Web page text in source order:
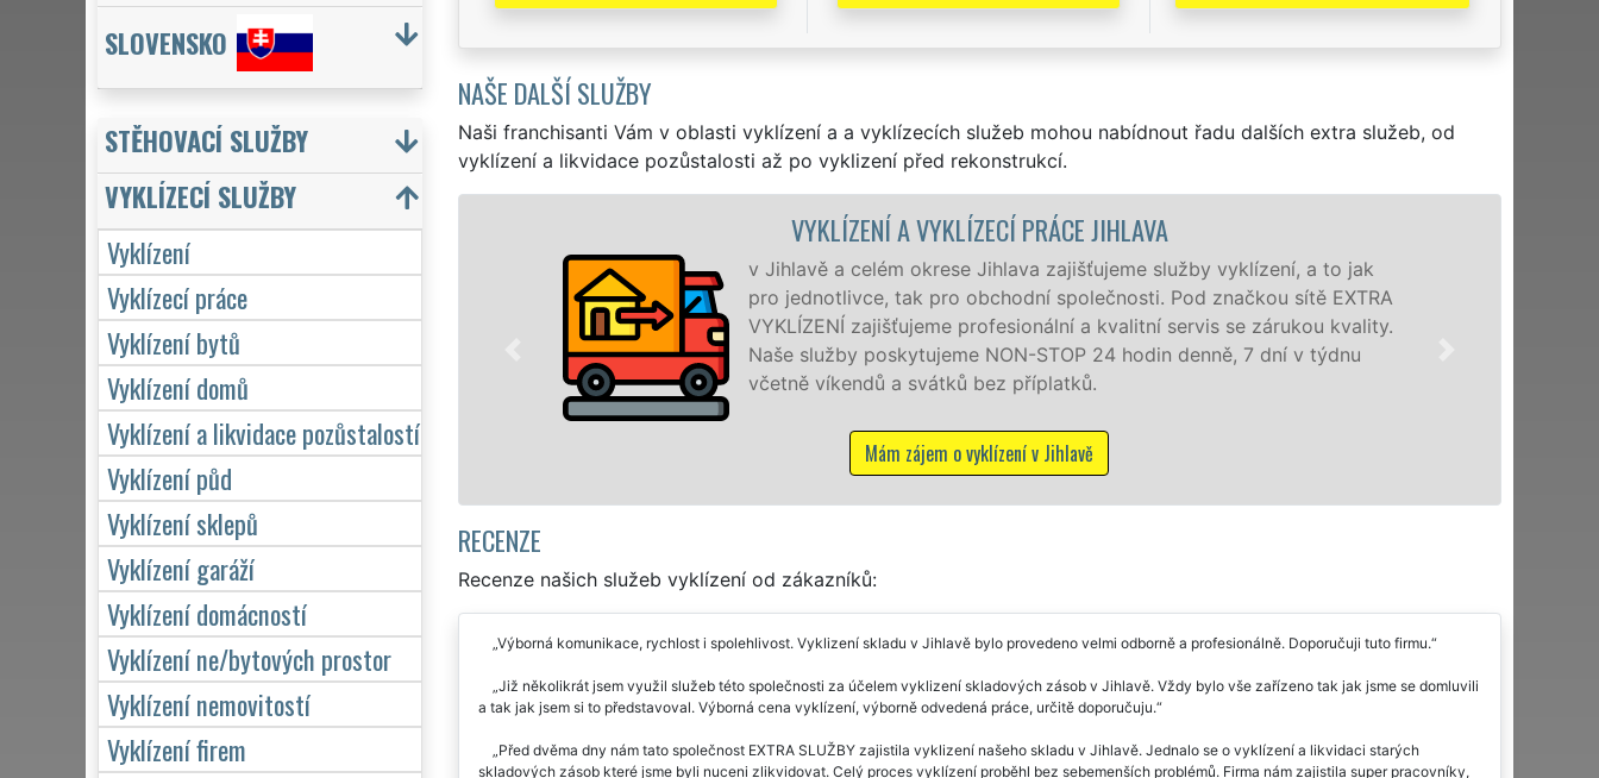
NAŠE DALŠÍ SLUŽBY
Naši franchisanti Vám v oblasti vyklízení a a vyklízecích služeb mohou nabídnout řadu dalších extra služeb, od
vyklízení a likvidace pozůstalosti až po vyklizení před rekonstrukcí.
VYKLÍZENÍ A VYKLÍZECÍ PRÁCE JIHLAVA
v Jihlavě a celém okrese Jihlava zajišťujeme služby vyklízení, a to jak
pro jednotlivce, tak pro obchodní společnosti. Pod značkou sítě EXTRA
VYKLÍZENÍ zajišťujeme profesionální a kvalitní servis se zárukou kvality.
Naše služby poskytujeme NON-STOP 24 hodin denně, 7 dní v týdnu
včetně víkendů a svátků bez příplatků.
Mám zájem o vyklízení v Jihlavě
Společnost EXTRA VYKLÍZENÍ zajištuje
poboček levné, přesto kvalitní a
okolí. Poskytujeme tuto službu jak fyzickým,
zárukou kvalitně odvedené práce, a to NON-
RECENZE
Recenze našich služeb vyklízení od zákazníků:
Výborná komunikace, rychlost i spolehlivost. Vyklizení skladu v Jihlavě bylo provedeno velmi odborně a profesionálně. Doporučuji tuto firmu.
Již několikrát jsem využil služeb této společnosti za účelem vyklizení skladových zásob v Jihlavě. Vždy bylo vše zařízeno tak jak jsme se domluvili
a tak jak jsem si to představoval. Výborná cena vyklízení, výborně odvedená práce, určitě doporučuju.
Před dvěma dny nám tato společnost EXTRA SLUŽBY zajistila vyklizení našeho skladu v Jihlavě. Jednalo se o vyklízení a likvidaci starých
skladových zásob které jsme byli nuceni zlikvidovat. Celý proces vyklízení proběhl bez sebemenších problémů. Firma nám zajistila super pracovníky,
SLOVENSKO
STĚHOVACÍ SLUŽBY
VYKLÍZECÍ SLUŽBY
Vyklízení
Vyklízecí práce
Vyklízení bytů
Vyklízení domů
Vyklízení a likvidace pozůstalostí
Vyklízení půd
Vyklízení sklepů
Vyklízení garáží
Vyklízení domácností
Vyklízení ne/bytových prostor
Vyklízení nemovitostí
Vyklízení firem